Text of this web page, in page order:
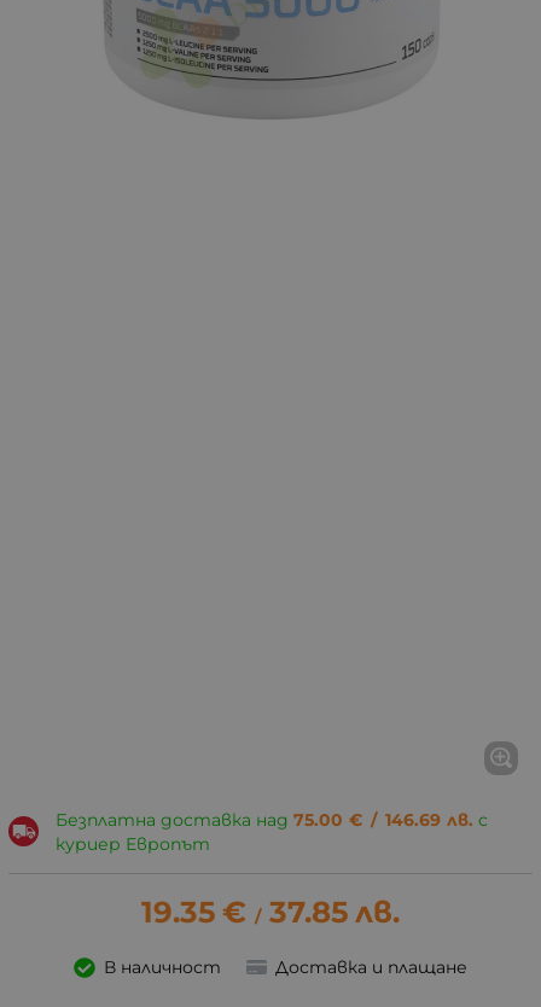
Безплатна доставка над 75.00 € / 146.69 лв. с
куриер Европът
19.35 € / 37.85 лв.
В наличност Доставка и плащане